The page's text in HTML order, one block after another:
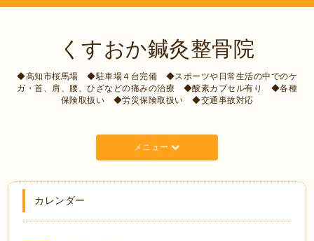
くすおか鍼灸整骨院
◆高知市桜馬場 ◆駐車場４台完備 ◆スポーツや日常生活の中でのケ
ガ・首、肩、腰、ひざなどの痛みの治療 ◆酸素カプセル有り ◆各種
保険取扱い ◆労災保険取扱い ◆交通事故対応
メニュー
カレンダー